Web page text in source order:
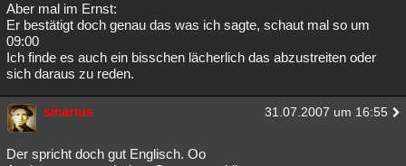
Aber mal im Ernst:
Er bestätigt doch genau das was ich sagte, schaut mal so um
09:00
Ich finde es auch ein bisschen lächerlich das abzustreiten oder
sich daraus zu reden.
sicarius 31.07.2007 um 16:55
Der spricht doch gut Englisch. Oo